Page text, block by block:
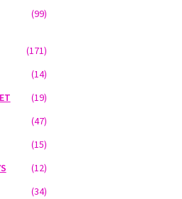
(99)
(171)
(14)
(19)
(47)
(15)
(12)
(34)